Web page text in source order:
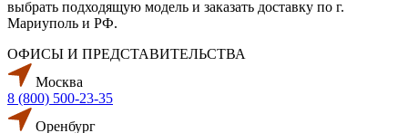
выбрать подходящую модель и заказать доставку по г.
Мариуполь и РФ.
ОФИСЫ И ПРЕДСТАВИТЕЛЬСТВА
Москва
8 (800) 500-23-35
Оренбург